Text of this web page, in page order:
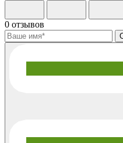
0 отзывов